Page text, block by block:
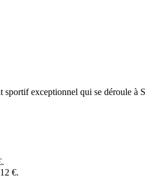
exceptionnel qui se déroule
€.